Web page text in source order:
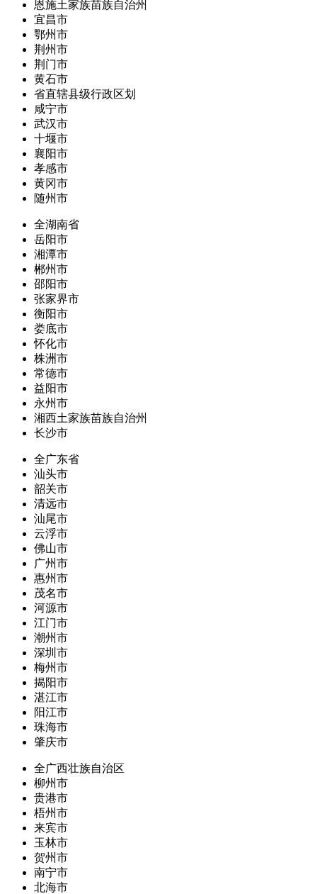
恩施土家族苗族自治州
宜昌市
鄂州市
荆州市
荆门市
黄石市
省直辖县级行政区划
咸宁市
武汉市
十堰市
襄阳市
孝感市
黄冈市
随州市
全湖南省
岳阳市
湘潭市
郴州市
邵阳市
张家界市
衡阳市
娄底市
怀化市
株洲市
常德市
益阳市
永州市
湘西土家族苗族自治州
长沙市
全广东省
汕头市
韶关市
清远市
汕尾市
云浮市
佛山市
广州市
惠州市
茂名市
河源市
江门市
潮州市
深圳市
梅州市
揭阳市
湛江市
阳江市
珠海市
肇庆市
全广西壮族自治区
柳州市
贵港市
梧州市
来宾市
玉林市
贺州市
南宁市
北海市